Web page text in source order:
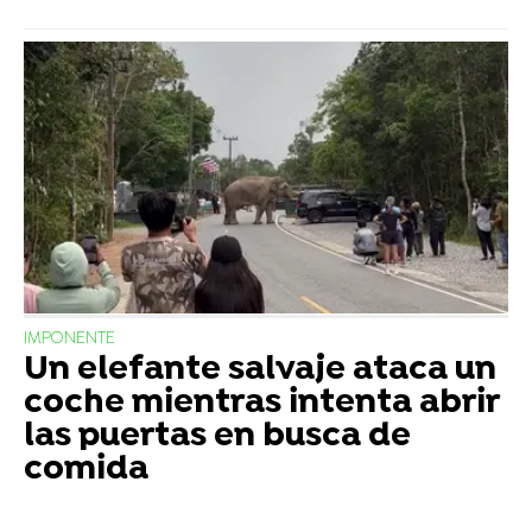
IMPONENTE
Un elefante salvaje ataca un
coche mientras intenta abrir
las puertas en busca de
comida